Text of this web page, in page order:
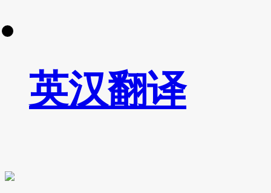
英汉翻译